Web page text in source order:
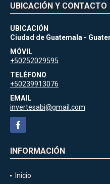
UBICACIÓN Y CONTACTO
UBICACIÓN
Ciudad de Guatemala -
MÓVIL
+50252029595
TELÉFONO
+50239913076
EMAIL
invertesabi@gmail.com
Facebook
INFORMACIÓN
Inicio